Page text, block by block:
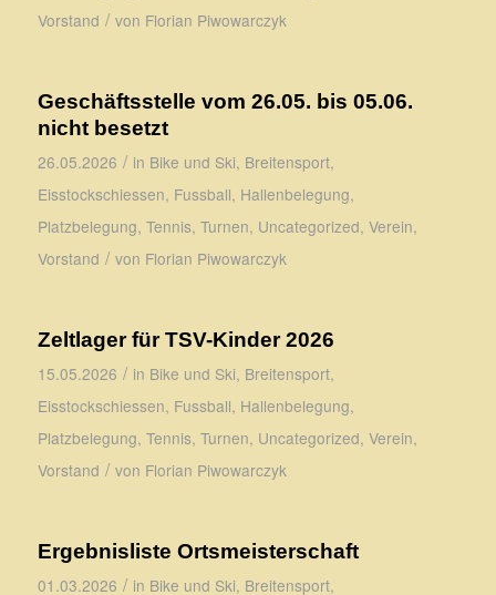
Vorstand / von Florian Piwowarczyk
Geschäftsstelle vom 26.05. bis 05.06.
nicht besetzt
26.05.2026 / in Bike und Ski, Breitensport,
Eisstockschiessen, Fussball, Hallenbelegung,
Platzbelegung, Tennis, Turnen, Uncategorized, Verein,
Vorstand / von Florian Piwowarczyk
Zeltlager für TSV-Kinder 2026
15.05.2026 / in Bike und Ski, Breitensport,
Eisstockschiessen, Fussball, Hallenbelegung,
Platzbelegung, Tennis, Turnen, Uncategorized, Verein,
Vorstand / von Florian Piwowarczyk
Ergebnisliste Ortsmeisterschaft
01.03.2026 / in Bike und Ski, Breitensport,